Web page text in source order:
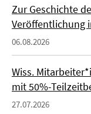
Zur Geschichte
Veröffentlichung
06.08.2026
Wiss.
mit 50%-
27.07.2026